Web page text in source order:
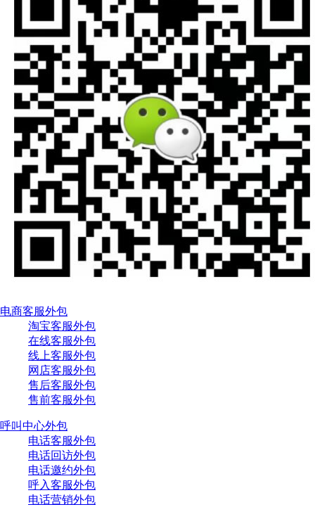
电商客服外包
淘宝客服外包
在线客服外包
线上客服外包
网店客服外包
售后客服外包
售前客服外包
呼叫中心外包
电话客服外包
电话回访外包
电话邀约外包
呼入客服外包
电话营销外包